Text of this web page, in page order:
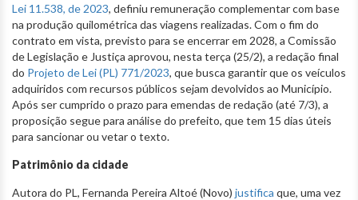
Lei 11.538, de 2023, definiu remuneração complementar com base
na produção quilométrica das viagens realizadas. Com o fim do
contrato em vista, previsto para se encerrar em 2028, a Comissão
de Legislação e Justiça aprovou, nesta terça (25/2), a redação final
do Projeto de Lei (PL) 771/2023, que busca garantir que os veículos
adquiridos com recursos públicos sejam devolvidos ao Município.
Após ser cumprido o prazo para emendas de redação (até 7/3), a
proposição segue para análise do prefeito, que tem 15 dias úteis
para sancionar ou vetar o texto.
Patrimônio da cidade
Autora do PL, Fernanda Pereira Altoé (Novo) justifica que, uma vez